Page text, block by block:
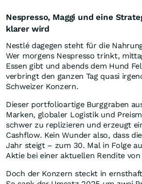
Nespresso, Maggi und eine
klarer wird
Nestlé dagegen steht für die
Wer morgens Nespresso trinkt,
Essen gibt und abends dem Hund
verbringt den ganzen Tag quasi
Schweizer Konzern.
Dieser portfolioartige Burggraben
Marken, globaler Logistik und
schwer zu replizieren und erzeugt
Cashflow. Kein Wunder also, dass
Jahr steigt – zum 30. Mal in Folge
Aktie bei einer aktuellen Rendite
Doch der Konzern steckt in